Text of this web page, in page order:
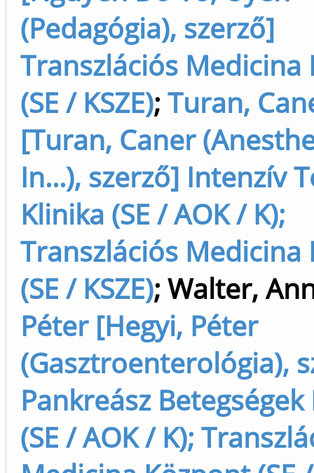
(Pedagógia), szerző]
Transzlációs Medicina
(SE / KSZE); Turan,
[Turan, Caner
In...), szerző] Intenzív
Klinika (SE / AOK / K);
Transzlációs Medicina
(SE / KSZE); Walter,
Péter [Hegyi, Péter
(Gasztroenterológia),
Pankreász
(SE / AOK / K);